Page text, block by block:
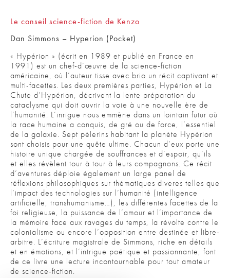
Le conseil science-fiction de Kenzo
Dan Simmons – Hyperion (Pocket)
« Hypérion » (écrit en 1989 et publié en France en
1991) est un chef-d’œuvre de la science-fiction
américaine, où l’auteur tisse avec brio un récit captivant et
multi-facettes. Les deux premières parties, Hypérion et La
Chute d’Hypérion, décrivent la lente préparation du
cataclysme qui doit ouvrir la voie à une nouvelle ère de
l’humanité. L’inrigue nous emmène dans un lointain futur où
la race humaine a conquis, de gré ou de force, l’essentiel
de la galaxie. Sept pèlerins habitant la planète Hypérion
sont choisis pour une quête ultime. Chacun d’eux porte une
histoire unique chargée de souffrances et d’espoir, qu’ils
et elles révèlent tour à tour à leurs compagnons. Ce récit
d’aventures déploie également un large panel de
réflexions philosophiques sur thématiques diveres telles que
l’impact des technologies sur l’humanité (intelligence
artificielle, transhumanisme…), les différentes facettes de la
foi religieuse, la puissance de l’amour et l’importance de
la mémoire face aux ravages du temps, la révolte contre le
colonialisme ou encore l’opposition entre destinée et libre-
arbitre. L’écriture magistrale de Simmons, riche en détails
et en émotions, et l’intrigue poétique et passionnante, font
de ce livre une lecture incontournable pour tout amateur
de science-fiction.